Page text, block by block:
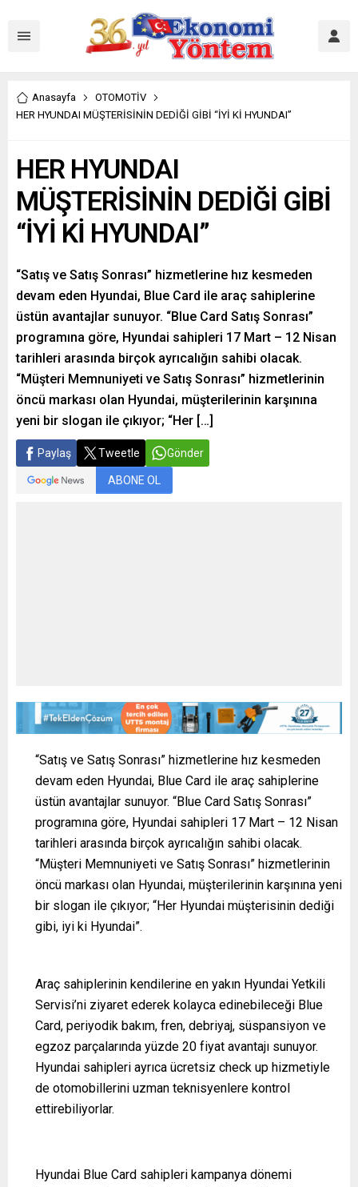
Anasayfa
OTOMOTİV
HER HYUNDAI MÜŞTERİSİNİN DEDİĞİ GİBİ “İYİ Kİ HYUNDAI”
HER HYUNDAI
MÜŞTERİSİNİN DEDİĞİ GİBİ
“İYİ Kİ HYUNDAI”
“Satış ve Satış Sonrası” hizmetlerine hız kesmeden
devam eden Hyundai, Blue Card ile araç sahiplerine
üstün avantajlar sunuyor. “Blue Card Satış Sonrası”
programına göre, Hyundai sahipleri 17 Mart – 12 Nisan
tarihleri arasında birçok ayrıcalığın sahibi olacak.
“Müşteri Memnuniyeti ve Satış Sonrası” hizmetlerinin
öncü markası olan Hyundai, müşterilerinin karşınına
yeni bir slogan ile çıkıyor; “Her […]
Paylaş Tweetle Gönder
ABONE OL
“Satış ve Satış Sonrası” hizmetlerine hız kesmeden
devam eden Hyundai, Blue Card ile araç sahiplerine
üstün avantajlar sunuyor. “Blue Card Satış Sonrası”
programına göre, Hyundai sahipleri 17 Mart – 12 Nisan
tarihleri arasında birçok ayrıcalığın sahibi olacak.
“Müşteri Memnuniyeti ve Satış Sonrası” hizmetlerinin
öncü markası olan Hyundai, müşterilerinin karşınına yeni
bir slogan ile çıkıyor; “Her Hyundai müşterisinin dediği
gibi, iyi ki Hyundai”.
Araç sahiplerinin kendilerine en yakın Hyundai Yetkili
Servisi’ni ziyaret ederek kolayca edinebileceği Blue
Card, periyodik bakım, fren, debriyaj, süspansiyon ve
egzoz parçalarında yüzde 20 fiyat avantajı sunuyor.
Hyundai sahipleri ayrıca ücretsiz check up hizmetiyle
de otomobillerini uzman teknisyenlere kontrol
ettirebiliyorlar.
Hyundai Blue Card sahipleri kampanya dönemi